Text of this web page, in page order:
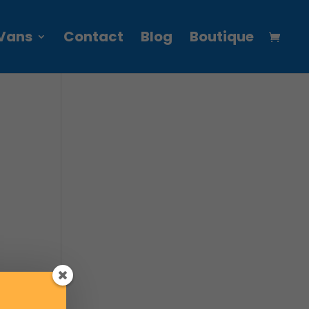
Contact Blog Boutique